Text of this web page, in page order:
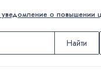
о повышении
Найти